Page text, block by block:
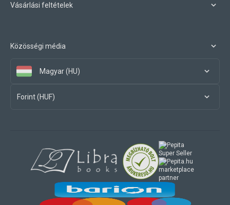
Vásárlási feltételek
Közösségi média
Magyar (HU)
Forint (HUF)
marketplace
partner